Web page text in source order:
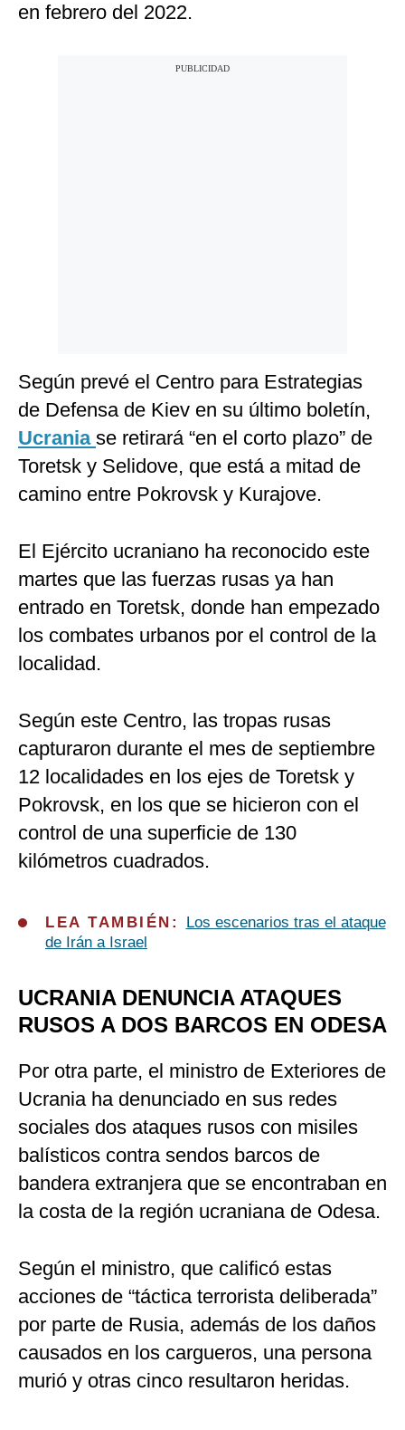
en febrero del 2022.
Según prevé el Centro para Estrategias
de Defensa de Kiev en su último boletín,
Ucrania se retirará “en el corto plazo” de
Toretsk y Selidove, que está a mitad de
camino entre Pokrovsk y Kurajove.
El Ejército ucraniano ha reconocido este
martes que las fuerzas rusas ya han
entrado en Toretsk, donde han empezado
los combates urbanos por el control de la
localidad.
Según este Centro, las tropas rusas
capturaron durante el mes de septiembre
12 localidades en los ejes de Toretsk y
Pokrovsk, en los que se hicieron con el
control de una superficie de 130
kilómetros cuadrados.
LEA TAMBIÉN:
Los escenarios tras el ataque
de Irán a Israel
UCRANIA DENUNCIA ATAQUES
RUSOS A DOS BARCOS EN ODESA
Por otra parte, el ministro de Exteriores de
Ucrania ha denunciado en sus redes
sociales dos ataques rusos con misiles
balísticos contra sendos barcos de
bandera extranjera que se encontraban en
la costa de la región ucraniana de Odesa.
Según el ministro, que calificó estas
acciones de “táctica terrorista deliberada”
por parte de Rusia, además de los daños
causados en los cargueros, una persona
murió y otras cinco resultaron heridas.